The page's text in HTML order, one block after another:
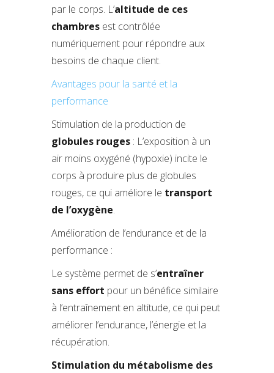
par le corps. L’altitude de ces
chambres est contrôlée
numériquement pour répondre aux
besoins de chaque client.
Avantages pour la santé et la
performance
Stimulation de la production de
globules rouges : L’exposition à un
air moins oxygéné (hypoxie) incite le
corps à produire plus de globules
rouges, ce qui améliore le transport
de l’oxygène.
Amélioration de l’endurance et de la
performance :
Le système permet de s’entraîner
sans effort pour un bénéfice similaire
à l’entraînement en altitude, ce qui peut
améliorer l’endurance, l’énergie et la
récupération.
Stimulation du métabolisme des